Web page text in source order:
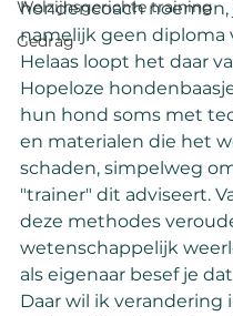
Welzijnsgerichte training
Gedrag
hondencoach
namelijk geen diploma
Helaas loopt het daar
Hopeloze
hun hond soms met
en materialen die het
schaden, simpelweg
"trainer" dit adviseert.
deze methodes
wetenschappelijk
als eigenaar besef je
Daar wil ik verandering